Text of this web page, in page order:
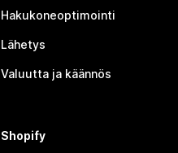
Hakukoneoptimointi
Lähetys
Valuutta ja käännös
Shopify